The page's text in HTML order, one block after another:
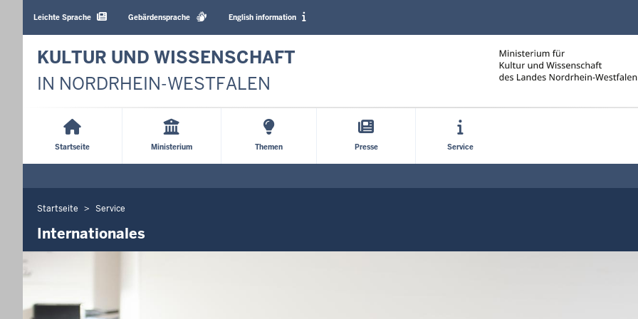
Sprachen
Leichte Sprache Gebärdensprache English information
KULTUR UND WISSENSCHAFT
IN NORDRHEIN-WESTFALEN
Startseite Ministerium Themen Presse Service
Sie
befinden
Startseite Service
Internationales